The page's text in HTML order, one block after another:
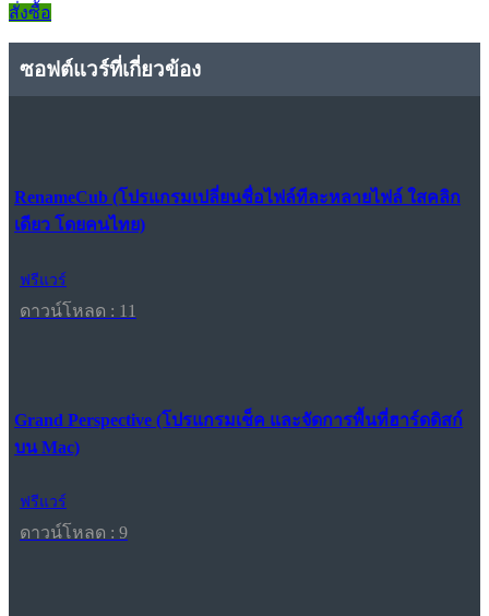
สั่งซื้อ
ซอฟต์แวร์ที่เกี่ยวข้อง
RenameCub (โปรแกรมเปลี่ยนชื่อไฟล์ทีละหลายไฟล์ ใสคลิก
เดียว โดยคนไทย)
ฟรีแวร์
ดาวน์โหลด : 11
Grand Perspective (โปรแกรมเช็ค และจัดการพื้นที่ฮาร์ดดิสก์
บน Mac)
ฟรีแวร์
ดาวน์โหลด : 9